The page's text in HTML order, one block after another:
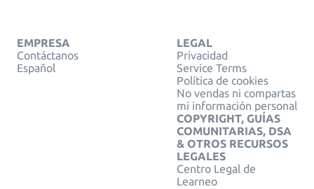
EMPRESA
Contáctanos
Español
LEGAL
Privacidad
Service Terms
Política de cookies
No vendas ni compartas
mi información personal
COPYRIGHT, GUÍAS
COMUNITARIAS, DSA
& OTROS RECURSOS
LEGALES
Centro Legal de
Learneo